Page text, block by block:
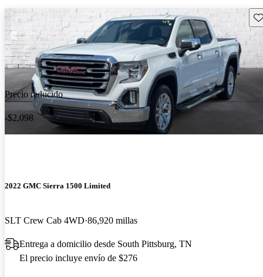
Precio reducido
-$2,098
2022 GMC Sierra 1500 Limited
SLT Crew Cab 4WD 86,920 millas
Entrega a domicilio desde South Pittsburg, TN
El precio incluye envío de $276